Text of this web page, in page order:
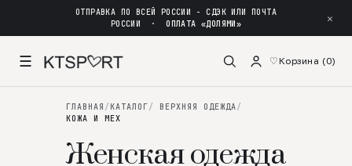
ОТПРАВКА ПО ВСЕЙ РОССИИ - СДЭК ИЛИ ПОЧТА
РОССИИ ·ОПЛАТА «ДОЛЯМИ» ✕
☰ ♡Корзина (0)
ГЛАВНАЯ / КАТАЛОГ/ ВЕРХНЯЯ ОДЕЖДА/
КОЖА И МЕХ
Женская одежда